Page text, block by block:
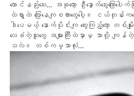
တောင်နည်းသေး... အခုတော့ ဦးနှောက်သွေးကြောပေါက်ပြီး ဆုံ
ထဲရွာထဲ ပြောနေကျစကားတွေပေါ့။ ငယ်တုန်းကတော့ အဟုတ်မှတ်တာလေ....
ဒါပေမယ့် နောက်ပိုင်းကျ တွေးကြည့်တော့ တစ်မျိုးကြီး။ ဒီလို
လေခံတဲ့သူတွေ အများကြီးထဲမှာမှ ဘာလို့ ကျန်
သလဲ။ တစ်ကမ္ဘာလုံး...